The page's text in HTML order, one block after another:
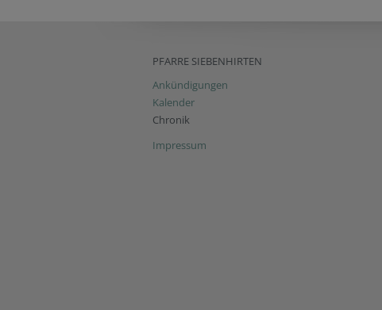
PFARRE SIEBENHIRTEN
Ankündigungen
Kalender
Chronik
Impressum